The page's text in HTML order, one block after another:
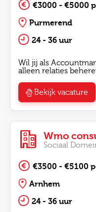
€3000 - €5000
Purmerend
24 - 36 uur
Wil jij als
alleen relaties
Bekijk vacature
Wmo
Sociaal
€3500 - €5100
Arnhem
24 - 36 uur